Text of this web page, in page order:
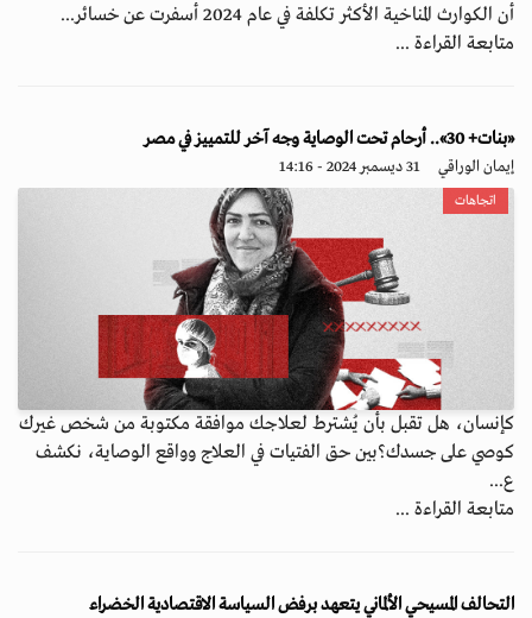
أن الكوارث المناخية الأكثر تكلفة في عام 2024 أسفرت عن خسائر...
متابعة القراءة ...
«بنات+ 30».. أرحام تحت الوصاية وجه آخر للتمييز في مصر
إيمان الوراقي 31 ديسمبر 2024 - 14:16
اتجاهات
كإنسان، هل تقبل بأن يُشترط لعلاجك موافقة مكتوبة من شخص غيرك
كوصي على جسدك؟بين حق الفتيات في العلاج وواقع الوصاية، نكشف
ع...
متابعة القراءة ...
التحالف المسيحي الألماني يتعهد برفض السياسة الاقتصادية الخضراء